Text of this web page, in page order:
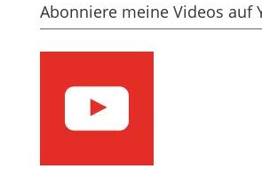
Abonniere meine Videos auf